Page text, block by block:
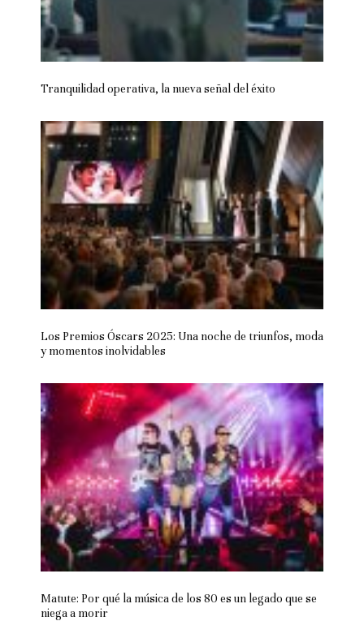
Tranquilidad operativa, la nueva señal del éxito
Los Premios Óscars 2025: Una noche de triunfos, moda
y momentos inolvidables
Matute: Por qué la música de los 80 es un legado que se
niega a morir